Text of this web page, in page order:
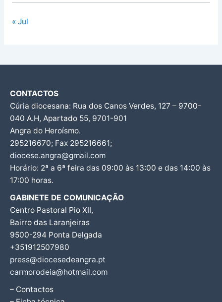
« Jul
CONTACTOS
Cúria diocesana: Rua dos Canos Verdes, 127 – 9700-
040 A.H, Apartado 55, 9701-901
Angra do Heroísmo.
295216670; Fax 295216661;
diocese.angra@gmail.com
Horário: 2ª a 6ª feira das 09:00 às 13:00 e das 14:00 às
17:00 horas.
GABINETE DE COMUNICAÇÃO
Centro Pastoral Pio XII,
Bairro das Laranjeiras
9500-294 Ponta Delgada
+351912507980
press@diocesedeangra.pt
carmorodeia@hotmail.com
– Contactos